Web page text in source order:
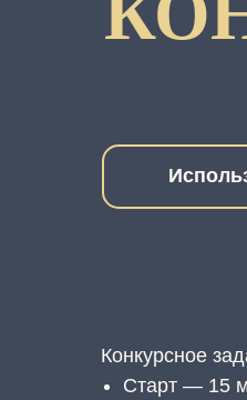
Конкурсное
Старт — 15